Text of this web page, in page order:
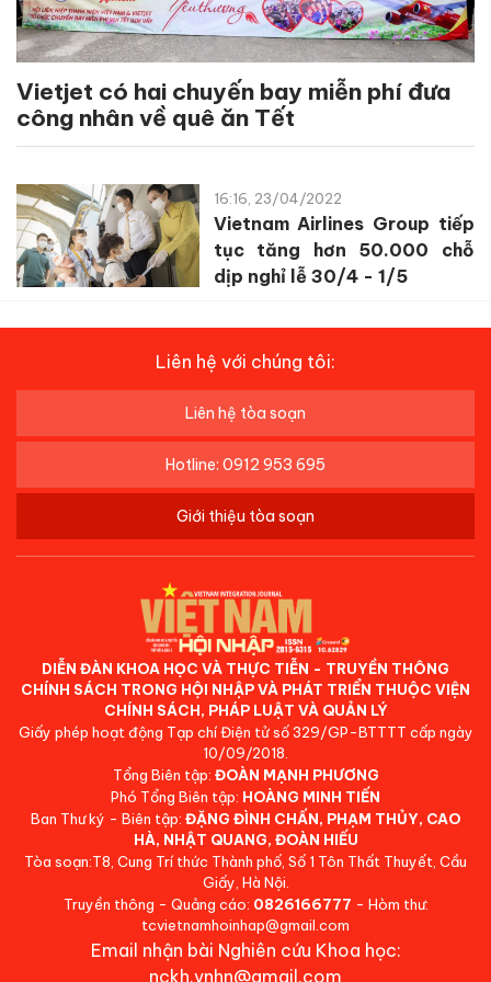
Vietjet có hai chuyến bay miễn phí đưa
công nhân về quê ăn Tết
16:16, 23/04/2022
Vietnam Airlines Group tiếp
tục tăng hơn 50.000 chỗ
dịp nghỉ lễ 30/4 - 1/5
Liên hệ với chúng tôi:
Liên hệ tòa soạn
Hotline: 0912 953 695
Giới thiệu tòa soạn
DIỄN ĐÀN KHOA HỌC VÀ THỰC TIỄN - TRUYỀN THÔNG
CHÍNH SÁCH TRONG HỘI NHẬP VÀ PHÁT TRIỂN THUỘC VIỆN
CHÍNH SÁCH, PHÁP LUẬT VÀ QUẢN LÝ
Giấy phép hoạt động Tạp chí Điện tử số 329/GP-BTTTT cấp ngày
10/09/2018.
Tổng Biên tập: ĐOÀN MẠNH PHƯƠNG
Phó Tổng Biên tập: HOÀNG MINH TIẾN
Ban Thư ký - Biên tập: ĐẶNG ĐÌNH CHẤN, PHẠM THỦY, CAO
HÀ, NHẬT QUANG, ĐOÀN HIẾU
Tòa soạn:T8, Cung Trí thức Thành phố, Số 1 Tôn Thất Thuyết, Cầu
Giấy, Hà Nội.
Truyền thông - Quảng cáo: 0826166777 - Hòm thư:
tcvietnamhoinhap@gmail.com
Email nhận bài Nghiên cứu Khoa học:
nckh.vnhn@gmail.com